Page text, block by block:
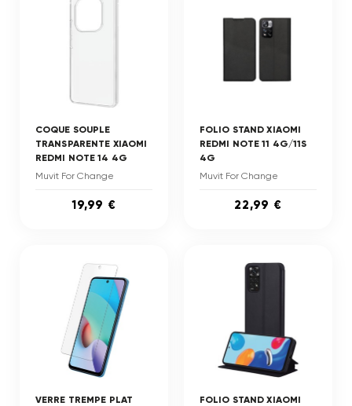
COQUE SOUPLE
TRANSPARENTE XIAOMI
REDMI NOTE 14 4G
Muvit For Change
19,99 €
FOLIO STAND XIAOMI
REDMI NOTE 11 4G/11S
4G
Muvit For Change
22,99 €
VERRE TREMPE PLAT
FOLIO STAND XIAOMI